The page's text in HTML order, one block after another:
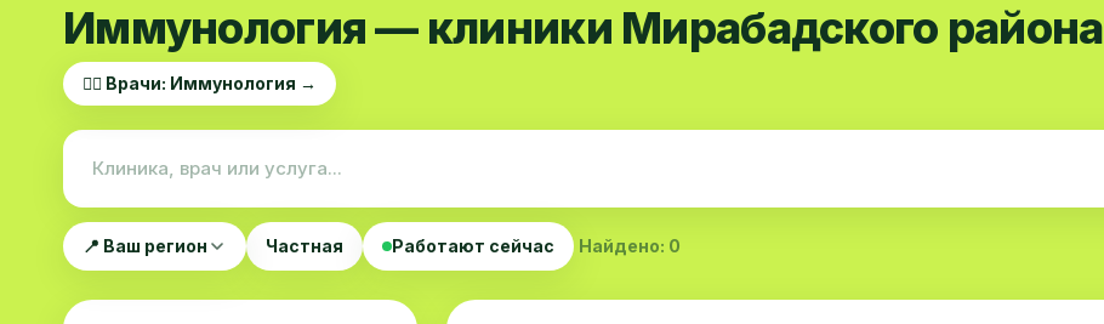
Иммунология — клиники Мирабадского района
👨‍⚕️ Врачи: Иммунология →
📍 Ваш регион Частная Работают сейчас Найдено: 0